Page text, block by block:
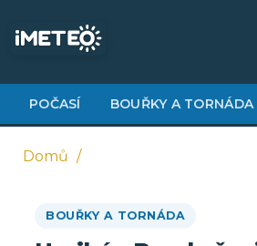
obsahu
POČASÍ BOUŘKY A TORNÁDA
navigace
Domů
BOUŘKY A TORNÁDA